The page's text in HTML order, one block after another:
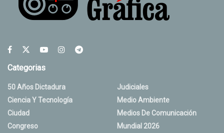
Categorias
50 Años Dictadura
Ciencia Y Tecnología
Ciudad
Congreso
Judiciales
Medio Ambiente
Medios De Comunicación
Mundial 2026